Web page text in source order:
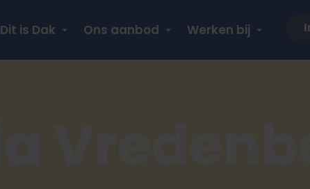
Dit is Dak Ons aanbod Werken bij